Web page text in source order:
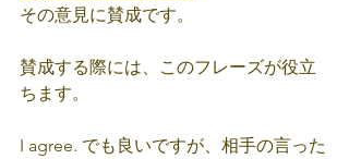
その意見に賛成です。
賛成する際には、このフレーズが役立
ちます。
I agree. でも良いですが、相手の言った